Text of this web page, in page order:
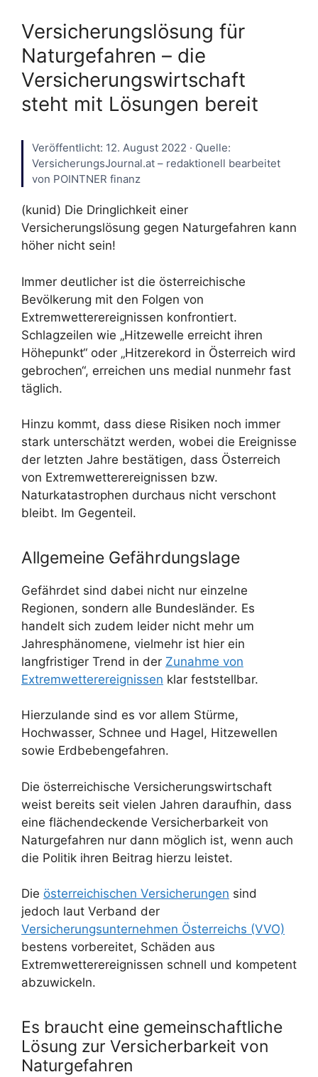
Versicherungslösung für
Naturgefahren – die
Versicherungswirtschaft
steht mit Lösungen bereit
Veröffentlicht: 12. August 2022 · Quelle:
VersicherungsJournal.at – redaktionell bearbeitet
von POINTNER finanz
(kunid) Die Dringlichkeit einer
Versicherungslösung gegen Naturgefahren kann
höher nicht sein!
Immer deutlicher ist die österreichische
Bevölkerung mit den Folgen von
Extremwetterereignissen konfrontiert.
Schlagzeilen wie „Hitzewelle erreicht ihren
Höhepunkt“ oder „Hitzerekord in Österreich wird
gebrochen“, erreichen uns medial nunmehr fast
täglich.
Hinzu kommt, dass diese Risiken noch immer
stark unterschätzt werden, wobei die Ereignisse
der letzten Jahre bestätigen, dass Österreich
von Extremwetterereignissen bzw.
Naturkatastrophen durchaus nicht verschont
bleibt. Im Gegenteil.
Allgemeine Gefährdungslage
Gefährdet sind dabei nicht nur einzelne
Regionen, sondern alle Bundesländer. Es
handelt sich zudem leider nicht mehr um
Jahresphänomene, vielmehr ist hier ein
langfristiger Trend in der Zunahme von
Extremwetterereignissen klar feststellbar.
Hierzulande sind es vor allem Stürme,
Hochwasser, Schnee und Hagel, Hitzewellen
sowie Erdbebengefahren.
Die österreichische Versicherungswirtschaft
weist bereits seit vielen Jahren daraufhin, dass
eine flächendeckende Versicherbarkeit von
Naturgefahren nur dann möglich ist, wenn auch
die Politik ihren Beitrag hierzu leistet.
Die österreichischen Versicherungen sind
jedoch laut Verband der
Versicherungsunternehmen Österreichs (VVO)
bestens vorbereitet, Schäden aus
Extremwetterereignissen schnell und kompetent
abzuwickeln.
Es braucht eine gemeinschaftliche
Lösung zur Versicherbarkeit von
Naturgefahren